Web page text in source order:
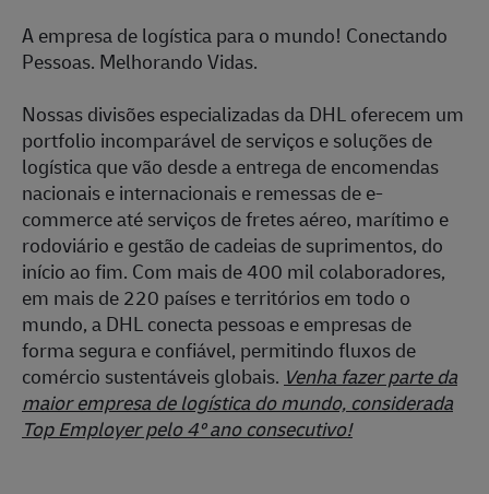
A empresa de logística para o mundo! Conectando
Pessoas. Melhorando Vidas.
Nossas divisões especializadas da DHL oferecem um
portfolio incomparável de serviços e soluções de
logística que vão desde a entrega de encomendas
nacionais e internacionais e remessas de e-
commerce até serviços de fretes aéreo, marítimo e
rodoviário e gestão de cadeias de suprimentos, do
início ao fim. Com mais de 400 mil colaboradores,
em mais de 220 países e territórios em todo o
mundo, a DHL conecta pessoas e empresas de
forma segura e confiável, permitindo fluxos de
comércio sustentáveis globais. Venha fazer parte da
maior empresa de logística do mundo, considerada
Top Employer pelo 4º ano consecutivo!